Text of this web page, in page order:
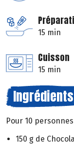
15 min
Cuisson
15 min
Ingrédients
Pour 10 personnes
150 g de